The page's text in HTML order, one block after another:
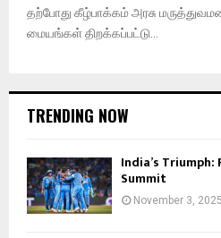
தற்போது கீழ்பாக்கம் அரசு
மையங்கள் திறக்கப்பட்டு...
TRENDING NOW
India’s
Summit
November 3, 2025